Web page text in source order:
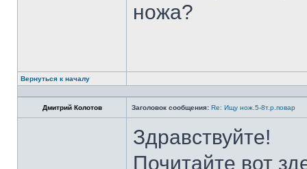
ножа?
Вернуться к началу
Дмитрий Колотов Заголовок сообщения: Re: Ищу нож.5-8т.р.повар
Здравствуйте!
Почитайте вот